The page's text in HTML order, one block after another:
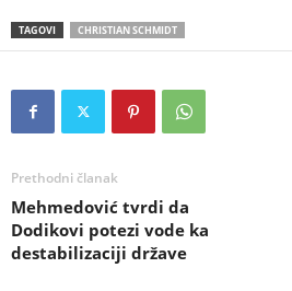
TAGOVI CHRISTIAN SCHMIDT
Prethodni članak
Mehmedović tvrdi da
Dodikovi potezi vode ka
destabilizaciji države